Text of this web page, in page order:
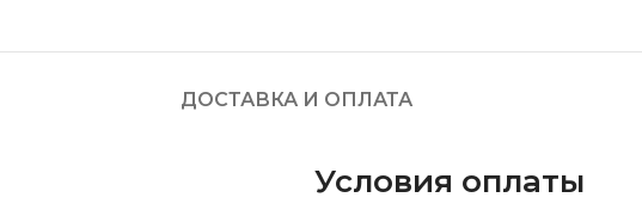
ДОСТАВКА И ОПЛАТА
Условия оплаты